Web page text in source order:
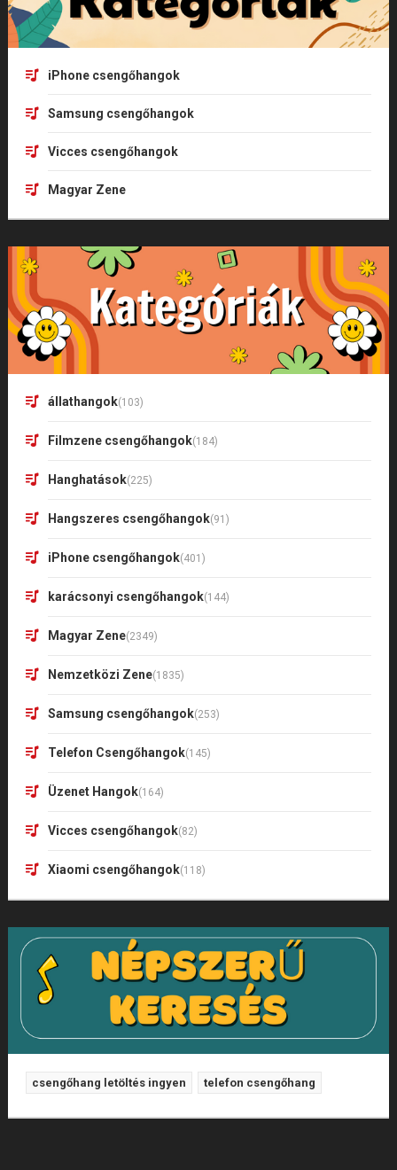
iPhone csengőhangok
Samsung csengőhangok
Vicces csengőhangok
Magyar Zene
állathangok(103)
Filmzene csengőhangok(184)
Hanghatások(225)
Hangszeres csengőhangok(91)
iPhone csengőhangok(401)
karácsonyi csengőhangok(144)
Magyar Zene(2349)
Nemzetközi Zene(1835)
Samsung csengőhangok(253)
Telefon Csengőhangok(145)
Üzenet Hangok(164)
Vicces csengőhangok(82)
Xiaomi csengőhangok(118)
csengőhang letöltés ingyen telefon csengőhang